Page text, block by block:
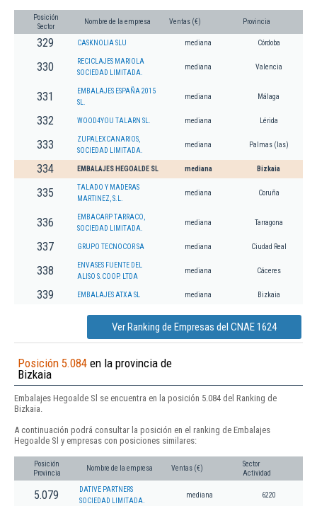
Posición
Sector
Nombre de la empresa Ventas (€) Provincia
329 CASKNOLIA SLU mediana Córdoba
330
RECICLAJES MARIOLA
SOCIEDAD LIMITADA.
mediana Valencia
331
EMBALAJES ESPAÑA 2015
SL.
mediana Málaga
332 WOOD4YOU TALARN SL. mediana Lérida
333
ZUPALEXCANARIOS,
SOCIEDAD LIMITADA.
mediana Palmas (las)
334 EMBALAJES HEGOALDE SL mediana Bizkaia
335
TALADO Y MADERAS
MARTINEZ, S.L.
mediana Coruña
336
EMBACARP TARRACO,
SOCIEDAD LIMITADA.
mediana Tarragona
337 GRUPO TECNOCOR SA mediana Ciudad Real
338
ENVASES FUENTE DEL
ALISO S.COOP. LTDA
mediana Cáceres
339 EMBALAJES ATXA SL mediana Bizkaia
Ver Ranking de Empresas del CNAE 1624
Posición 5.084 en la provincia de
Bizkaia
Embalajes Hegoalde Sl se encuentra en la posición 5.084 del Ranking de
Bizkaia.
A continuación podrá consultar la posición en el ranking de Embalajes
Hegoalde Sl y empresas con posiciones similares:
Posición
Provincia
Nombre de la empresa Ventas (€)
Sector
Actividad
5.079
DATIVE PARTNERS
SOCIEDAD LIMITADA.
mediana 6220